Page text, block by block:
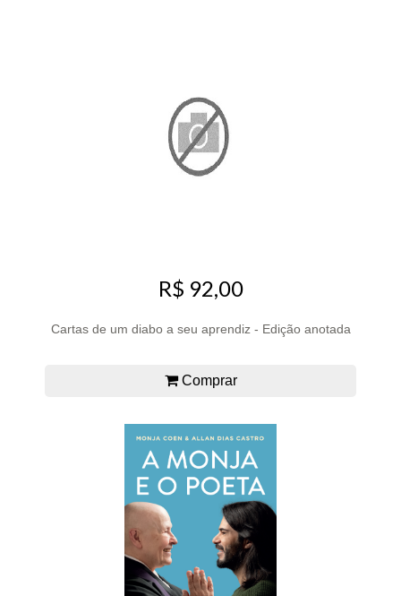
R$ 92,00
Cartas de um diabo a seu aprendiz - Edição anotada
Comprar